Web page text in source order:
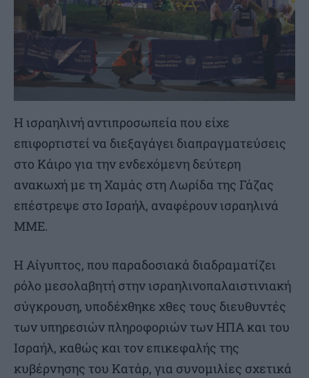
Η ισραηλινή αντιπροσωπεία που είχε
επιφορτιστεί να διεξαγάγει διαπραγματεύσεις
στο Κάιρο για την ενδεχόμενη δεύτερη
ανακωχή με τη Χαμάς στη Λωρίδα της Γάζας
επέστρεψε στο Ισραήλ, αναφέρουν ισραηλινά
ΜΜΕ.
Η Αίγυπτος, που παραδοσιακά διαδραματίζει
ρόλο μεσολαβητή στην ισραηλινοπαλαιστινιακή
σύγκρουση, υποδέχθηκε χθες τους διευθυντές
των υπηρεσιών πληροφοριών των ΗΠΑ και του
Ισραήλ, καθώς και τον επικεφαλής της
κυβέρνησης του Κατάρ, για συνομιλίες σχετικά